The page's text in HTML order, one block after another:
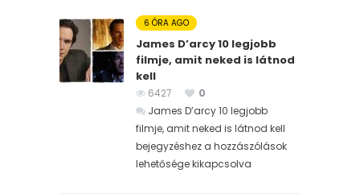
6 ÓRA AGO
James D’arcy 10 legjobb
filmje, amit neked is látnod
kell
6427
0
James D’arcy 10 legjobb
filmje, amit neked is látnod kell
bejegyzéshez a hozzászólások
lehetősége kikapcsolva